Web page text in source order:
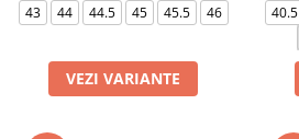
43
44 44.5 45 45.5 46
VEZI VARIANTE
40.5